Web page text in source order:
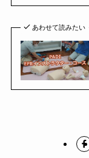
あわせて読みたい